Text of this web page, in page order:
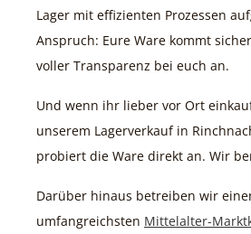
Lager mit effizienten Prozessen
Anspruch: Eure Ware kommt
voller Transparenz bei euch an.
Und wenn ihr lieber vor Ort
unserem Lagerverkauf in
probiert die Ware direkt an. Wir
Darüber hinaus betreiben wir
umfangreichsten Mittelalter-